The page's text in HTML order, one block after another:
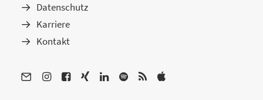
Datenschutz
Karriere
Kontakt